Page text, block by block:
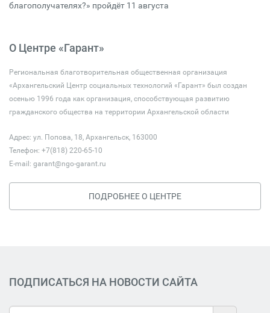
благополучателях?» пройдёт 11 августа
О Центре «Гарант»
Региональная благотворительная общественная организация
«Архангельский Центр социальных технологий «Гарант» был создан
осенью 1996 года как организация, способствующая развитию
гражданского общества на территории Архангельской области
Адрес: ул. Попова, 18, Архангельск, 163000
Телефон: +7(818) 220-65-10
E-mail: garant@ngo-garant.ru
ПОДРОБНЕЕ О ЦЕНТРЕ
ПОДПИСАТЬСЯ НА НОВОСТИ САЙТА